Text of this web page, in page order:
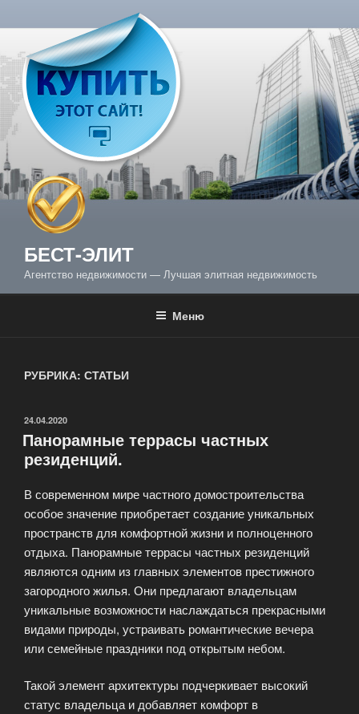
к
содержимому
БЕСТ-ЭЛИТ
Агентство недвижимости — Лучшая элитная недвижимость
Меню
РУБРИКА: СТАТЬИ
ОПУБЛИКОВАНО
24.04.2020
Панорамные террасы частных
резиденций.
В современном мире частного домостроительства
особое значение приобретает создание уникальных
пространств для комфортной жизни и полноценного
отдыха. Панорамные террасы частных резиденций
являются одним из главных элементов престижного
загородного жилья. Они предлагают владельцам
уникальные возможности наслаждаться прекрасными
видами природы, устраивать романтические вечера
или семейные праздники под открытым небом.
Такой элемент архитектуры подчеркивает высокий
статус владельца и добавляет комфорт в